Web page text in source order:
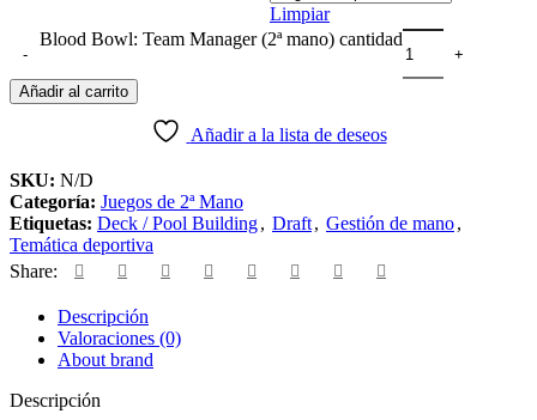
Limpiar
Blood Bowl: Team Manager (2ª mano) cantidad
Añadir al carrito
Añadir a la lista de deseos
SKU: N/D
Categoría: Juegos de 2ª Mano
Etiquetas: Deck / Pool Building, Draft, Gestión de mano,
Temática deportiva
Share:
Descripción
Valoraciones (0)
About brand
Descripción